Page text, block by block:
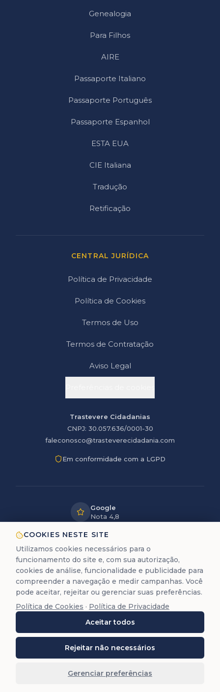
Genealogia
Para Filhos
AIRE
Passaporte Italiano
Passaporte Português
Passaporte Espanhol
ESTA EUA
CIE Italiana
Tradução
Retificação
CENTRAL JURÍDICA
Política de Privacidade
Política de Cookies
Termos de Uso
Termos de Contratação
Aviso Legal
Trastevere Cidadanias
CNPJ: 30.057.636/0001-30
faleconosco@trasteverecidadania.com
Em conformidade com a LGPD
Google
Nota 4,8
LGPD
protegidos
12+ anos
de experiência
A Trastevere é uma empresa de assessoria documental
para cidadania europeia. Não prestamos serviços
jurídicos de advocacia (Lei 8.906/94).
Trastevere Cidadanias. Todos os direitos
reservados. O conteúdo deste site (textos, imagens,
Reprodução total ou parcial é proibida sem autorização
COOKIES NESTE SITE
Utilizamos cookies necessários para o
funcionamento do site e, com sua autorização,
cookies de análise, funcionalidade e publicidade para
compreender a navegação e medir campanhas. Você
pode aceitar, rejeitar ou gerenciar suas preferências.
Política de Cookies · Política de Privacidade
Aceitar todos
Rejeitar não necessários
Gerenciar preferências